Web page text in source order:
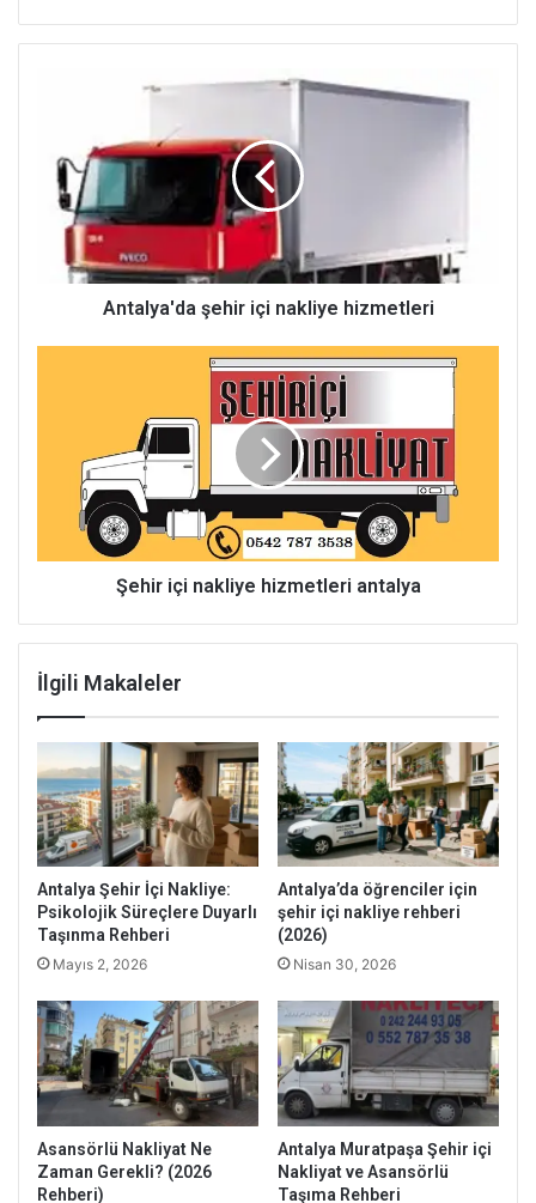
nakliye
hizmetleri
Antalya'da şehir içi nakliye hizmetleri
antalya
Şehir içi nakliye hizmetleri antalya
İlgili Makaleler
Antalya Şehir İçi Nakliye:
Psikolojik Süreçlere Duyarlı
Taşınma Rehberi
Mayıs 2, 2026
Antalya’da öğrenciler için
şehir içi nakliye rehberi
(2026)
Nisan 30, 2026
Asansörlü Nakliyat Ne
Zaman Gerekli? (2026
Rehberi)
Antalya Muratpaşa Şehir içi
Nakliyat ve Asansörlü
Taşıma Rehberi